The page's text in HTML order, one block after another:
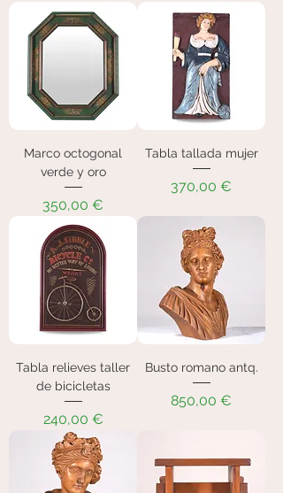
Marco octogonal
verde y oro
Precio
350,00 €
Tabla tallada mujer
Precio
370,00 €
Tabla relieves taller
de bicicletas
Precio
240,00 €
Busto romano antq.
Precio
850,00 €